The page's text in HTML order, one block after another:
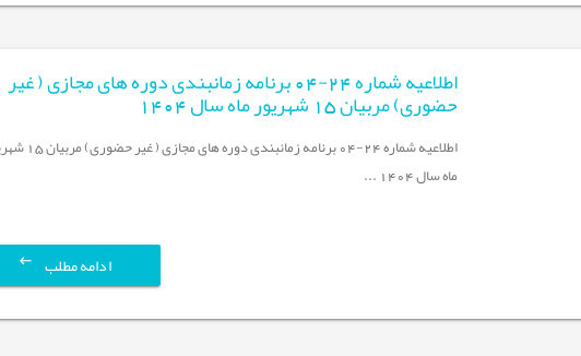
اطلاعیه شماره 24-04 برنامه زمانبندی دوره های مجازی ( غیر
حضوری) مربیان 15 شهریور ماه سال 1404
اطلاعیه شماره 24-04 برنامه زمانبندی
ماه سال 1404 ...
ادامه مطلب